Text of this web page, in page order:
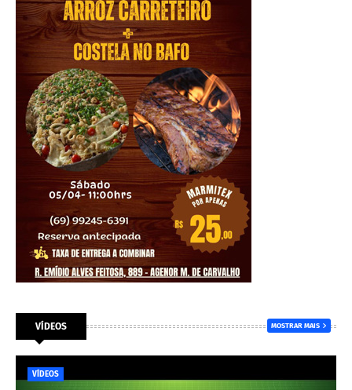
VÍDEOS MOSTRAR MAIS
VÍDEOS